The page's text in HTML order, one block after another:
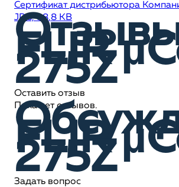
Сертификат дистрибьютора
JPG, 98,8 KB
FLIR
275Z
Оставить отзыв
Пока нет отзывов.
FLIR
275Z
Задать вопрос